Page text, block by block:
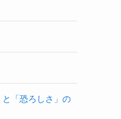
「恐ろしさ」の